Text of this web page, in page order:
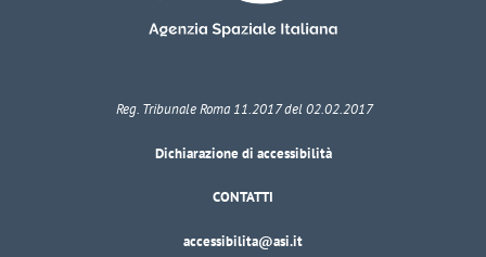
Reg. Tribunale Roma 11.2017 del 02.02.2017
Dichiarazione di accessibilità
CONTATTI
accessibilita@asi.it